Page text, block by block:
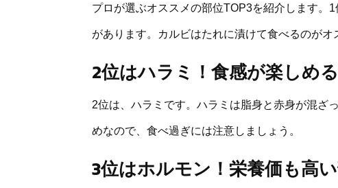
プロが選ぶオススメの部位TOP3を紹介します。
があります。カルビはたれに漬けて食べるのがオ
2位はハラミ！食感が楽しめ
2位は、ハラミです。ハラミは脂身と赤身が混ざ
めなので、食べ過ぎには注意しましょう。
3位はホルモン！栄養価も高